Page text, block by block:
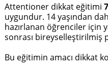
Attentioner dikkat eğitimi
uygundur. 14 yaşından
hazırlanan öğrenciler için
sonrası bireyselleştirilmiş
Bu eğitimin amacı dikkat